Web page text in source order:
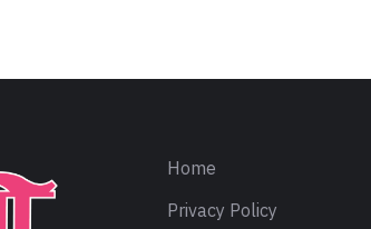
Home
Privacy Policy